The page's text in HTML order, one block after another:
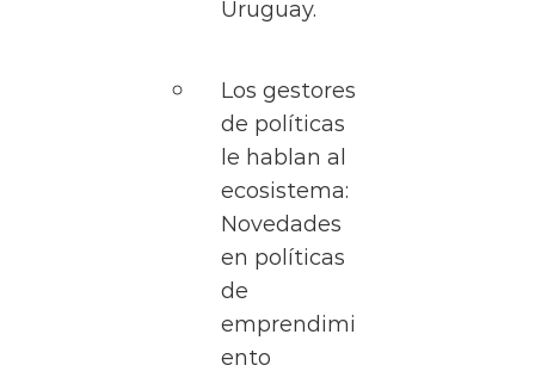
Uruguay.
Los gestores
de políticas
le hablan al
ecosistema:
Novedades
en políticas
de
emprendimi
ento